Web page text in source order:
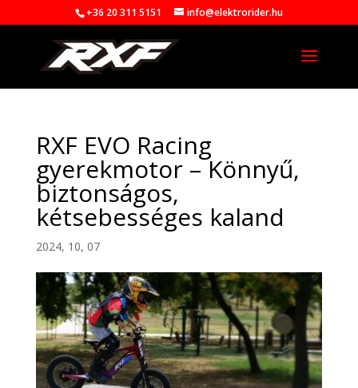
+36 20 311 5151 info@elektrorider.hu
RXF EVO Racing
gyerekmotor – Könnyű,
biztonságos,
kétsebességes kaland
2024, 10, 07